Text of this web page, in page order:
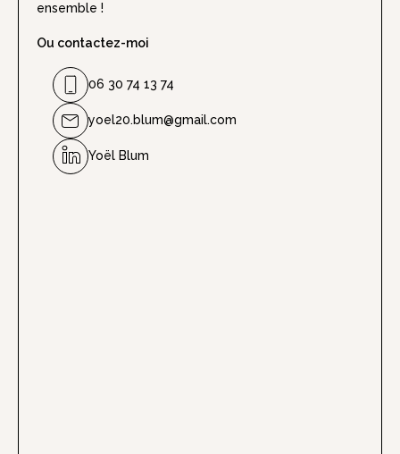
ensemble !
Ou contactez-moi
06 30 74 13 74
yoel20.blum@gmail.com
Yoël Blum